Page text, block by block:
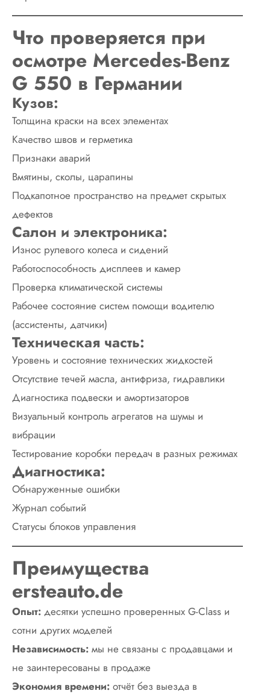
Что проверяется при
осмотре Mercedes-Benz
G 550 в Германии
Кузов:
Толщина краски на всех элементах
Качество швов и герметика
Признаки аварий
Вмятины, сколы, царапины
Подкапотное пространство на предмет скрытых
дефектов
Салон и электроника:
Износ рулевого колеса и сидений
Работоспособность дисплеев и камер
Проверка климатической системы
Рабочее состояние систем помощи водителю
(ассистенты, датчики)
Техническая часть:
Уровень и состояние технических жидкостей
Отсутствие течей масла, антифриза, гидравлики
Диагностика подвески и амортизаторов
Визуальный контроль агрегатов на шумы и
вибрации
Тестирование коробки передач в разных режимах
Диагностика:
Обнаруженные ошибки
Журнал событий
Статусы блоков управления
Преимущества
ersteauto.de
Опыт: десятки успешно проверенных G-Class и
сотни других моделей
Независимость: мы не связаны с продавцами и
не заинтересованы в продаже
Экономия времени: отчёт без выезда в